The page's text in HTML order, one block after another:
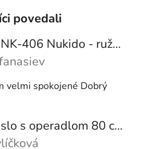
povedali
Detský stan NK-406 Nukido - ružový
je 5 z 5 hviezdičiek.
velmi spokojené Dobrý
Hojdacie kreslo s operadlom 80 cm + vankúše